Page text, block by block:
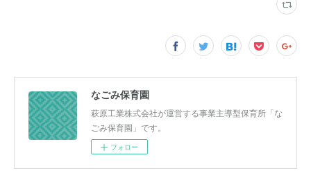
なごみ保育園
萩原工業株式会社が運営する事業主導型保育所「な
ごみ保育園」です。
フォロー